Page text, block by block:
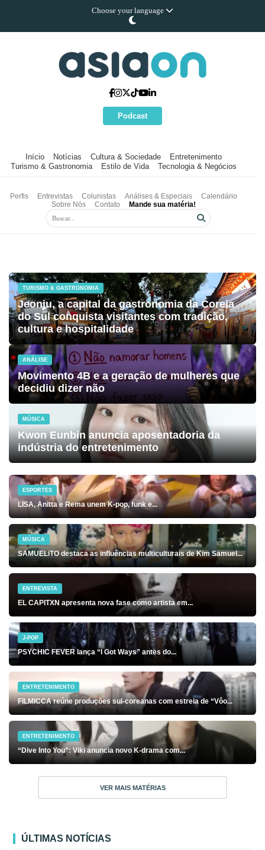
Choose your language
Podcast
Início Notícias Cultura & Sociedade
Entretenimento
Turismo & Gastronomia
Estilo de Vida Tecnologia & Negócios
Perfis Entrevistas Colunistas Análises & Especiais
Calendário
Sobre Nós
Contato Mande sua matéria!
TURISMO & GASTRONOMIA
Jeonju, a capital da gastronomia da Coreia
do Sul conquista visitantes com tradição,
cultura e hospitalidade
ANÁLISE
Movimento 4B e a geração de mulheres que
decidiu dizer não
MÚSICA
Kwon Eunbin anuncia aposentadoria da
indústria do entretenimento
ESPORTES
LISA, Anitta e Rema unem K-pop, funk e...
MÚSICA
SAMUELiTO destaca as influências multiculturais de Kim Samuel...
ENTREVISTA
EL CAPITXN apresenta nova fase como artista em...
J-POP
PSYCHIC FEVER lança “I Got Ways” antes do...
ENTRETENIMENTO
FILMICCA reúne produções sul-coreanas com estreia de “Vôo...
ENTRETENIMENTO
“Dive Into You”: Viki anuncia novo K-drama com...
VER MAIS MATÉRIAS
ÚLTIMAS NOTÍCIAS